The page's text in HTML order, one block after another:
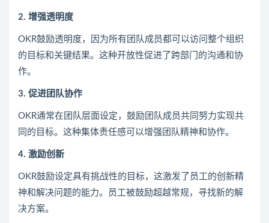
2. 增强透明度
OKR鼓励透明度，因为所有团队成员都可以访问整个组织
的目标和关键结果。这种开放性促进了跨部门的沟通和协
作。
3. 促进团队协作
OKR通常在团队层面设定，鼓励团队成员共同努力实现共
同的目标。这种集体责任感可以增强团队精神和协作。
4. 激励创新
OKR鼓励设定具有挑战性的目标，这激发了员工的创新精
神和解决问题的能力。员工被鼓励超越常规，寻找新的解
决方案。